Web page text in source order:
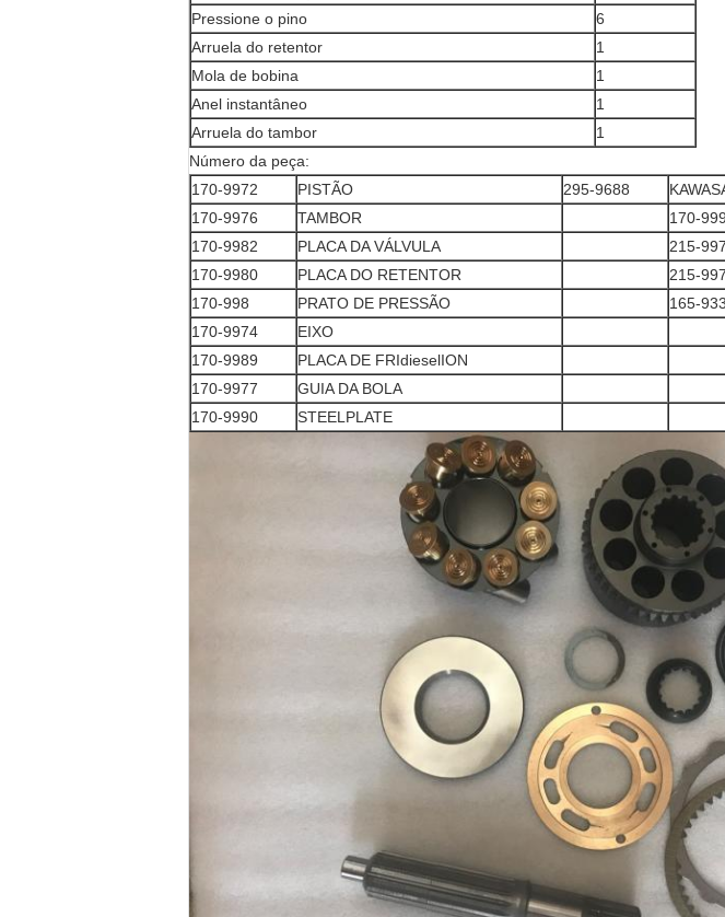
Pressione o pino
6
Arruela do retentor
1
Mola de bobina
1
Anel instantâneo
1
Arruela do tambor
1
Número da peça:
170-9972
PISTÃO 295-9688
170-9976
TAMBOR
170-
170-9982
PLACA DA VÁLVULA
215-
170-9980
PLACA DO RETENTOR
215-
170-998
PRATO DE PRESSÃO
165-
170-9974
EIXO
170-9989
PLACA DE FRIdieselION
170-9977
GUIA DA BOLA
170-9990
STEELPLATE